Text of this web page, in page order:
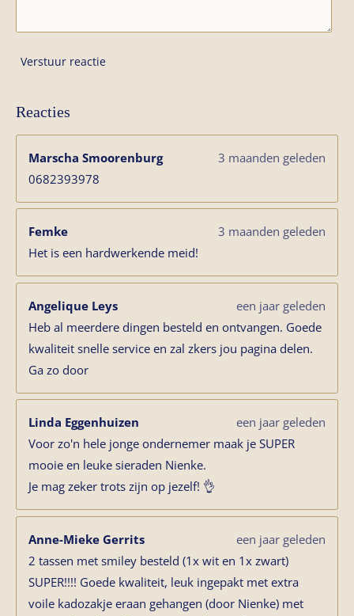
Verstuur reactie
Reacties
Marscha Smoorenburg
3 maanden geleden
0682393978
Femke
3 maanden geleden
Het is een hardwerkende meid!
Angelique Leys
een jaar geleden
Heb al meerdere dingen besteld en ontvangen. Goede
kwaliteit snelle service en zal zkers jou pagina delen.
Ga zo door
Linda Eggenhuizen
een jaar geleden
Voor zo'n hele jonge ondernemer maak je SUPER
mooie en leuke sieraden Nienke.
Je mag zeker trots zijn op jezelf! 👌
Anne-Mieke Gerrits
een jaar geleden
2 tassen met smiley besteld (1x wit en 1x zwart)
SUPER!!!! Goede kwaliteit, leuk ingepakt met extra
voile kadozakje eraan gehangen (door Nienke) met